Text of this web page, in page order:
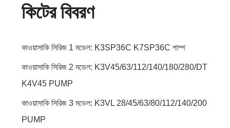
কিটের বিবরণ
কাওয়াসাকি সিরিজ 1 মডেল: K3SP36C K7SP36C পাম্প
কাওয়াসাকি সিরিজ 2 মডেল: K3V45/63/112/140/180/280/DT
K4V45 PUMP
কাওয়াসাকি সিরিজ 3 মডেল: K3VL 28/45/63/80/112/140/200
PUMP